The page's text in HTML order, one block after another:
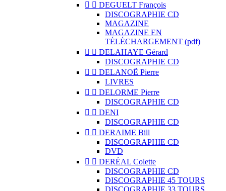
  DEGUELT François
DISCOGRAPHIE CD
MAGAZINE
MAGAZINE EN
TÉLÉCHARGEMENT (pdf)
  DELAHAYE Gérard
DISCOGRAPHIE CD
  DELANOË Pierre
LIVRES
  DELORME Pierre
DISCOGRAPHIE CD
  DENI
DISCOGRAPHIE CD
  DERAIME Bill
DISCOGRAPHIE CD
DVD
  DERÉAL Colette
DISCOGRAPHIE CD
DISCOGRAPHIE 45 TOURS
DISCOGRAPHIE 33 TOURS